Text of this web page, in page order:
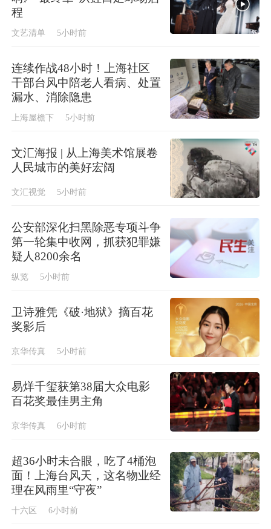
程
文艺清单 5小时前
连续作战48小时！上海社区
干部台风中陪老人看病、处置
漏水、消除隐患
上海屋檐下 5小时前
文汇海报 | 从上海美术馆展卷
人民城市的美好宏阔
文汇视觉 5小时前
公安部深化扫黑除恶专项斗争
第一轮集中收网，抓获犯罪嫌
疑人8200余名
纵览 5小时前
卫诗雅凭《破·地狱》摘百花
奖影后
京华传真 5小时前
易烊千玺获第38届大众电影
百花奖最佳男主角
京华传真 6小时前
超36小时未合眼，吃了4桶泡
面！上海台风天，这名物业经
理在风雨里“守夜”
十六区 6小时前